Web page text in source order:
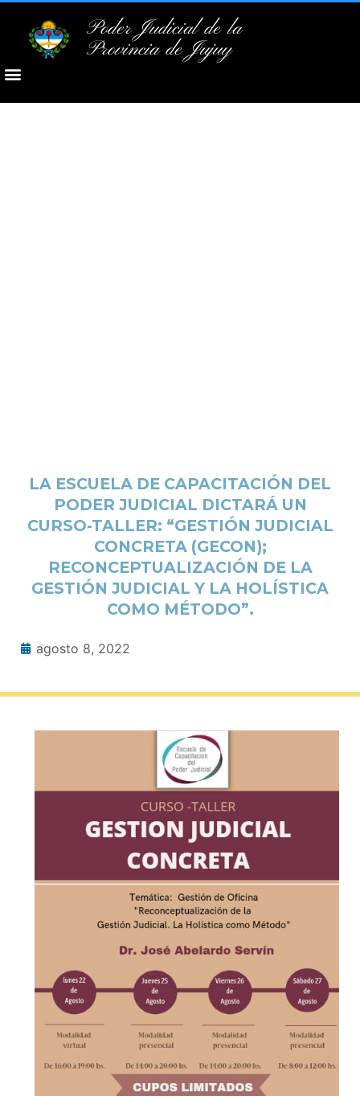
Poder Judicial de la
Provincia de Jujuy
LA ESCUELA DE CAPACITACIÓN DEL
PODER JUDICIAL DICTARÁ UN
CURSO-TALLER: “GESTIÓN JUDICIAL
CONCRETA (GECON);
RECONCEPTUALIZACIÓN DE LA
GESTIÓN JUDICIAL Y LA HOLÍSTICA
COMO MÉTODO”.
agosto 8, 2022